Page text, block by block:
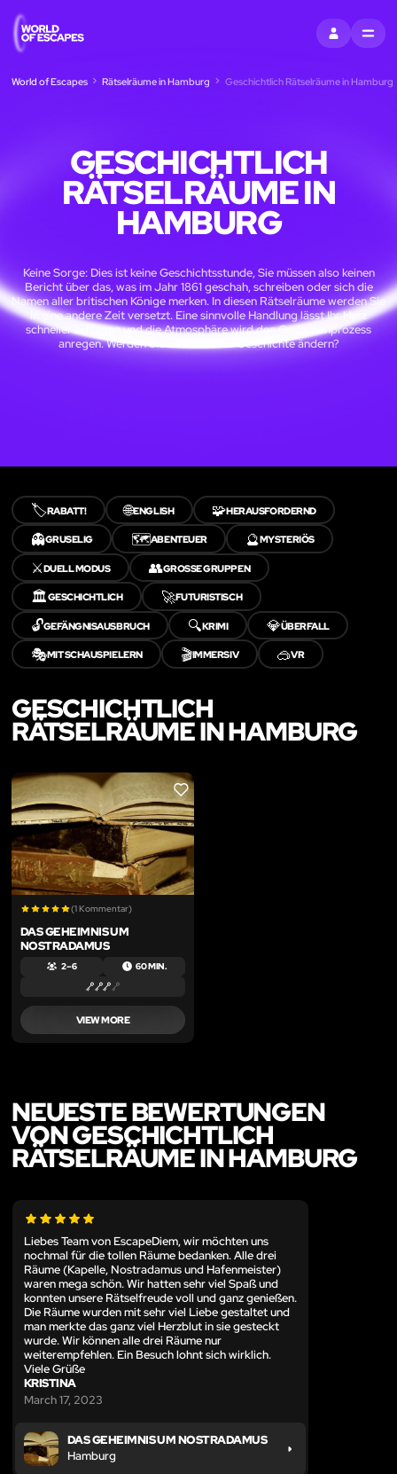
EINTRAGEN
MENU
World of Escapes Rätselräume in Hamburg Geschichtlich Rätselräume in Hamburg
GESCHICHTLICH
RÄTSELRÄUME IN
HAMBURG
Keine Sorge: Dies ist keine Geschichtsstunde, Sie müssen also keinen
Bericht über das, was im Jahr 1861 geschah, schreiben oder sich die
Namen aller britischen Könige merken. In diesen Rätselräume werden Sie
in eine andere Zeit versetzt. Eine sinnvolle Handlung lässt Ihr Herz
schneller schlagen und die Atmosphäre wird den Gedankenprozess
anregen. Werden Sie den Lauf der Geschichte ändern?
🏷️RABATT! 🌐ENGLISH 🧩HERAUSFORDERND
👻GRUSELIG 🗺️ABENTEUER 🔮MYSTERIÖS
⚔️DUELL MODUS 👥GROSSE GRUPPEN
🏛️GESCHICHTLICH 🚀FUTURISTISCH
🔓GEFÄNGNISAUSBRUCH 🔍KRIMI 💎ÜBERFALL
🎭MIT SCHAUSPIELERN 🎬IMMERSIV 🥽VR
GESCHICHTLICH
RÄTSELRÄUME IN HAMBURG
LIKE
(1 Kommentar)
DAS GEHEIMNIS UM
NOSTRADAMUS
2 – 6 60 MIN.
VIEW MORE
NEUESTE BEWERTUNGEN
VON GESCHICHTLICH
RÄTSELRÄUME IN HAMBURG
Liebes Team von EscapeDiem, wir möchten uns
nochmal für die tollen Räume bedanken. Alle drei
Räume (Kapelle, Nostradamus und Hafenmeister)
waren mega schön. Wir hatten sehr viel Spaß und
konnten unsere Rätselfreude voll und ganz genießen.
Die Räume wurden mit sehr viel Liebe gestaltet und
man merkte das ganz viel Herzblut in sie gesteckt
wurde. Wir können alle drei Räume nur
weiterempfehlen. Ein Besuch lohnt sich wirklich.
Viele Grüße
KRISTINA
March 17, 2023
DAS GEHEIMNIS UM NOSTRADAMUS
Hamburg